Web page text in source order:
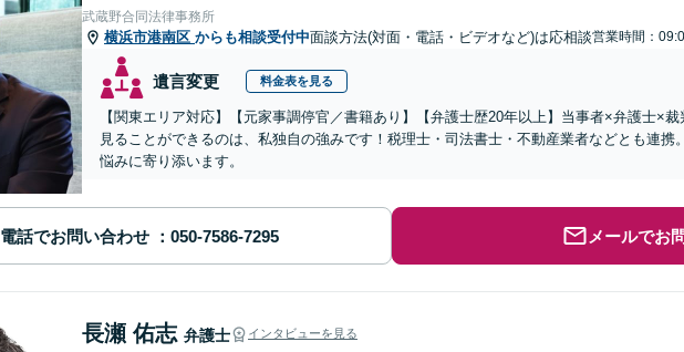
武蔵野合同法律事務所
横浜市港南区 からも相談受付中面談方法(対面・電話・ビデオなど)は応相談営業時間：
遺言変更 料金表を見る
【関東エリア対応】【元家事調停官／書籍あり】【弁護士歴20年以上】当事者×弁護士×
見ることができるのは、私独自の強みです！税理士・司法書士・不動産業者などとも連携
悩みに寄り添います。
電話でお問い合わせ メールでお
長瀬 佑志 弁護士 インタビューを見る